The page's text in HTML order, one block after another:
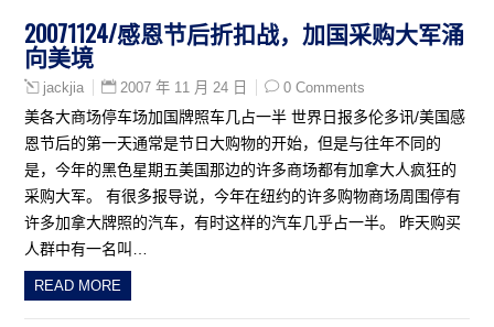
20071124/感恩节后折扣战，加国采购大军涌
向美境
jackjia 2007 年 11 月 24 日 0 Comments
美各大商场停车场加国牌照车几占一半 世界日报多伦多讯/美国感
恩节后的第一天通常是节日大购物的开始，但是与往年不同的
是，今年的黑色星期五美国那边的许多商场都有加拿大人疯狂的
采购大军。 有很多报导说，今年在纽约的许多购物商场周围停有
许多加拿大牌照的汽车，有时这样的汽车几乎占一半。 昨天购买
人群中有一名叫…
READ MORE